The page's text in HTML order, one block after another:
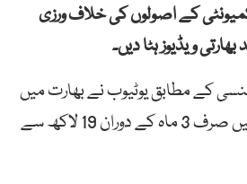
کمیونٹی کے اصولوں کی خلاف ورزی
کے مطابق یوٹیوب نے بھارت میں
جنوری تا مارچ 2023 میں صرف 3 ماہ کے دوران 19 لاکھ سے